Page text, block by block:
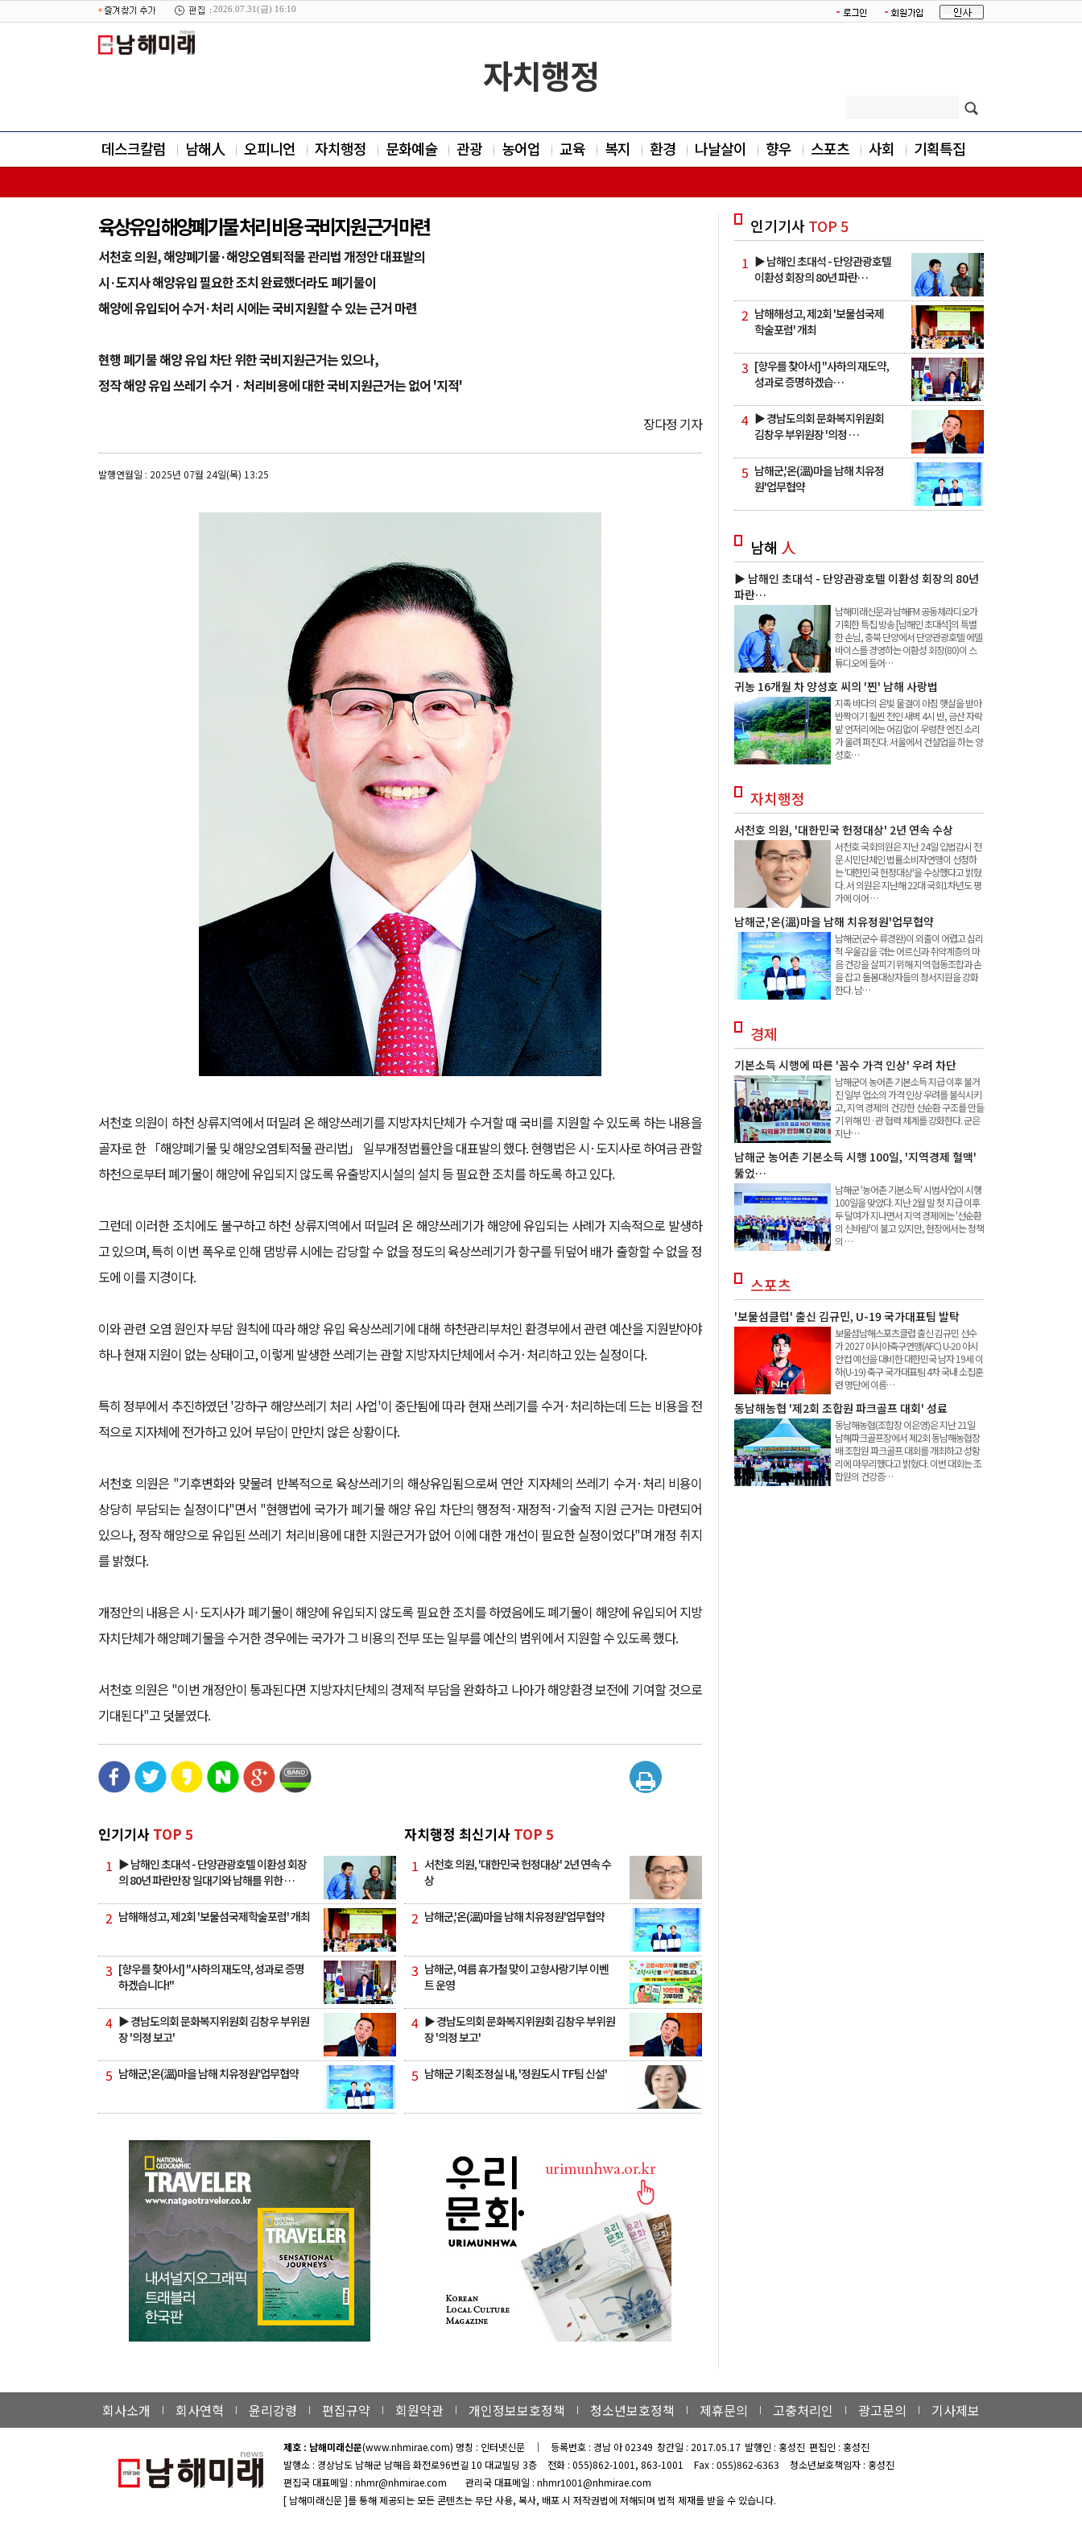
2026.07.31(금) 16:10
자치행정
데스크칼럼 남해人 오피니언 자치행정 문화예술 관광 농어업 교육 복지 환경 나날살이 향우 스포츠 사회 기획특집
육상유입 해양폐기물 처리 비용 국비지원 근거 마련
서천호 의원, 해양폐기물·해양오염퇴적물 관리법 개정안 대표발의
시·도지사 해양유입 필요한 조치 완료했더라도 폐기물이
해양에 유입되어 수거·처리 시에는 국비지원할 수 있는 근거 마련
현행 폐기물 해양 유입 차단 위한 국비지원근거는 있으나,
정작 해양 유입 쓰레기 수거 · 처리비용에 대한 국비지원근거는 없어 '지적'
장다정 기자
발행연월일 : 2025년 07월 24일(목) 13:25
서천호 의원이 하천 상류지역에서 떠밀려 온 해양쓰레기를 지방자치단체가 수거할 때 국비를 지원할 수 있도록 하는 내용을
골자로 한 「해양폐기물 및 해양오염퇴적물 관리법」 일부개정법률안을 대표발의 했다. 현행법은 시·도지사로 하여금 관할
하천으로부터 폐기물이 해양에 유입되지 않도록 유출방지시설의 설치 등 필요한 조치를 하도록 하고 있다.
그런데 이러한 조치에도 불구하고 하천 상류지역에서 떠밀려 온 해양쓰레기가 해양에 유입되는 사례가 지속적으로 발생하
고 있으며, 특히 이번 폭우로 인해 댐방류 시에는 감당할 수 없을 정도의 육상쓰레기가 항구를 뒤덮어 배가 출항할 수 없을 정
도에 이를 지경이다.
이와 관련 오염 원인자 부담 원칙에 따라 해양 유입 육상쓰레기에 대해 하천관리부처인 환경부에서 관련 예산을 지원받아야
하나 현재 지원이 없는 상태이고, 이렇게 발생한 쓰레기는 관할 지방자치단체에서 수거·처리하고 있는 실정이다.
특히 정부에서 추진하였던 '강하구 해양쓰레기 처리 사업'이 중단됨에 따라 현재 쓰레기를 수거·처리하는데 드는 비용을 전
적으로 지자체에 전가하고 있어 부담이 만만치 않은 상황이다.
서천호 의원은 "기후변화와 맞물려 반복적으로 육상쓰레기의 해상유입됨으로써 연안 지자체의 쓰레기 수거·처리 비용이
상당히 부담되는 실정이다"면서 "현행법에 국가가 폐기물 해양 유입 차단의 행정적·재정적·기술적 지원 근거는 마련되어
있으나, 정작 해양으로 유입된 쓰레기 처리비용에 대한 지원근거가 없어 이에 대한 개선이 필요한 실정이었다"며 개정 취지
를 밝혔다.
개정안의 내용은 시·도지사가 폐기물이 해양에 유입되지 않도록 필요한 조치를 하였음에도 폐기물이 해양에 유입되어 지방
자치단체가 해양폐기물을 수거한 경우에는 국가가 그 비용의 전부 또는 일부를 예산의 범위에서 지원할 수 있도록 했다.
서천호 의원은 "이번 개정안이 통과된다면 지방자치단체의 경제적 부담을 완화하고 나아가 해양환경 보전에 기여할 것으로
기대된다"고 덧붙였다.
인기기사 TOP 5
1 ▶ 남해인 초대석 - 단양관광호텔 이환성 회장
의 80년 파란만장 일대기와 남해를 위한 …
2 남해해성고, 제2회 '보물섬국제학술포럼' 개최
3 [향우를 찾아서] "사하의 재도약, 성과로 증명
하겠습니다!"
4 ▶ 경남도의회 문화복지위원회 김창우 부위원
장 '의정 보고'
5 남해군,'온(溫)마을 남해 치유정원'업무협약
자치행정 최신기사 TOP 5
1 서천호 의원, '대한민국 헌정대상' 2년 연속 수
상
2 남해군,'온(溫)마을 남해 치유정원'업무협약
3 남해군, 여름 휴가철 맞이 고향사랑기부 이벤
트 운영
4 ▶ 경남도의회 문화복지위원회 김창우 부위원
장 '의정 보고'
5 남해군 기획조정실 내, '정원도시 TF팀 신설'
인기기사TOP 5
1 ▶ 남해인 초대석 - 단양관광호텔
이환성 회장의 80년 파란…
2 남해해성고, 제2회 '보물섬국제
학술포럼' 개최
3 [향우를 찾아서] "사하의 재도약,
성과로 증명하겠습…
4 ▶ 경남도의회 문화복지위원회
김창우 부위원장 '의정 …
5 남해군,'온(溫)마을 남해 치유정
원'업무협약
남해 人
▶ 남해인 초대석 - 단양관광호텔 이환성 회장의 80년
파란…
남해미래신문과 남해FM 공동체라디오가
기획한 특집 방송 [남해인 초대석]의 특별
한 손님, 충북 단양에서 단양관광호텔 에델
바이스를 경영하는 이환성 회장(80)이 스
튜디오에 들어…
귀농 16개월 차 양성호 씨의 '찐' 남해 사랑법
지족 바다의 은빛 물결이 아침 햇살을 받아
반짝이기 훨씬 전인 새벽 4시 반, 금산 자락
밭 언저리에는 어김없이 우렁찬 엔진 소리
가 울려 퍼진다. 서울에서 건설업을 하는 양
성호…
자치행정
서천호 의원, '대한민국 헌정대상' 2년 연속 수상
서천호 국회의원은 지난 24일 입법감시 전
문 시민단체인 법률소비자연맹이 선정하
는 '대한민국 헌정대상'을 수상했다고 밝혔
다. 서 의원은 지난해 22대 국회1차년도 평
가에 이어 …
남해군,'온(溫)마을 남해 치유정원'업무협약
남해군(군수 류경완)이 외출이 어렵고 심리
적 우울감을 겪는 어르신과 취약계층의 마
음 건강을 살피기 위해 지역 협동조합과 손
을 잡고 돌봄대상자들의 정서지원을 강화
한다. 남…
경제
기본소득 시행에 따른 '꼼수 가격 인상' 우려 차단
남해군이 농어촌 기본소득 지급 이후 불거
진 일부 업소의 가격 인상 우려를 불식시키
고, 지역 경제의 건강한 선순환 구조를 만들
기 위해 민·관 협력 체계를 강화한다. 군은
지난…
남해군 농어촌 기본소득 시행 100일, '지역경제 혈맥'
뚫었…
남해군 '농어촌 기본소득' 시범사업이 시행
100일을 맞았다. 지난 2월 말 첫 지급 이후
두 달여가 지나면서 지역 경제에는 '선순환
의 신바람'이 불고 있지만, 현장에서는 정책
의 …
스포츠
'보물섬클럽' 출신 김규민, U-19 국가대표팀 발탁
보물섬남해스포츠클럽 출신 김규민 선수
가 2027 아시아축구연맹(AFC) U-20 아시
안컵 예선을 대비한 대한민국 남자 19세 이
하(U-19) 축구 국가대표팀 4차 국내 소집훈
련 명단에 이름…
동남해농협 '제2회 조합원 파크골프 대회' 성료
동남해농협(조합장 이은영)은 지난 21일
남해파크골프장에서 제2회 동남해농협장
배 조합원 파크골프 대회를 개최하고 성황
리에 마무리했다고 밝혔다. 이번 대회는 조
합원의 건강증…
회사소개 회사연혁 윤리강령 편집규약 회원약관 개인정보보호정책 청소년보호정책 제휴문의 고충처리인 광고문의 기사제보
제호 : 남해미래신문(www.nhmirae.com) 명칭 : 인터넷신문 ｜ 등록번호 : 경남 아 02349 창간일 : 2017.05.17 발행인 : 홍성진 편집인 : 홍성진
발행소 : 경상남도 남해군 남해읍 화전로96번길 10 대교빌딩 3층
전화 : 055)862-1001, 863-1001 Fax : 055)862-6363
청소년보호책임자 : 홍성진
편집국 대표메일 : nhmr@nhmirae.com
관리국 대표메일 : nhmr1001@nhmirae.com
[ 남해미래신문 ]를 통해 제공되는 모든 콘텐츠는 무단 사용, 복사, 배포 시 저작권법에 저해되며 법적 제재를 받을 수 있습니다.